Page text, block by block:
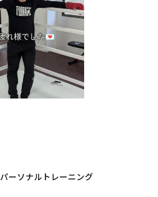
ーソナルトレーニング